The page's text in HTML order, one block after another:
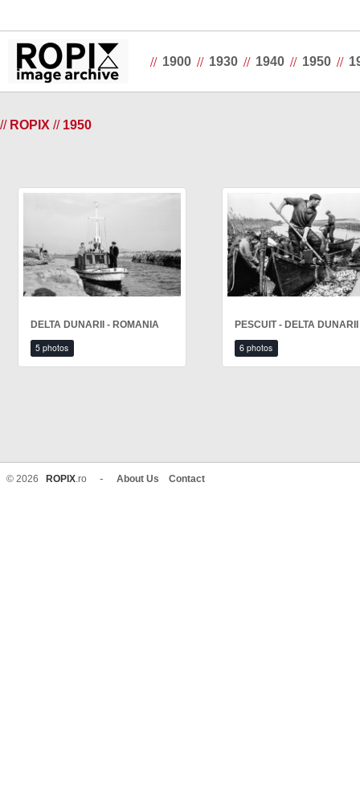
// 1900 // 1930 // 1940 // 1950 //
// ROPIX // 1950
DELTA DUNARII - ROMANIA
5 photos
PESCUIT - DELTA DUNARII
6 photos
© 2026 ROPIX.ro - About Us Contact